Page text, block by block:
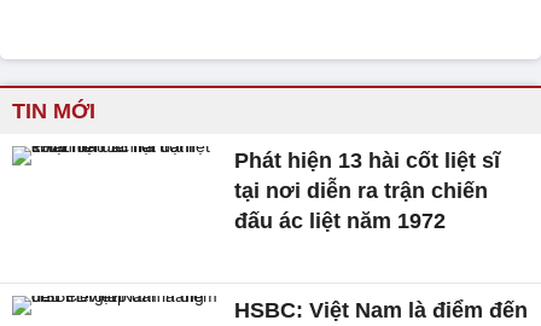
TIN MỚI
Phát hiện 13 hài cốt liệt sĩ
tại nơi diễn ra trận chiến
đấu ác liệt năm 1972
HSBC: Việt Nam là điểm đến